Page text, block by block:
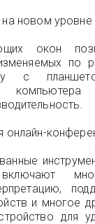
на новом уровне
окон
по
с
онлайн-
и многое
для